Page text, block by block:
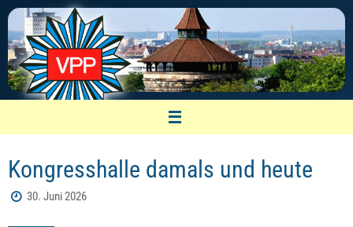
Zum
Inhalt
springen
Vereinigung pensionierter Polizeibeamter
Kongresshalle damals und heute
30. Juni 2026